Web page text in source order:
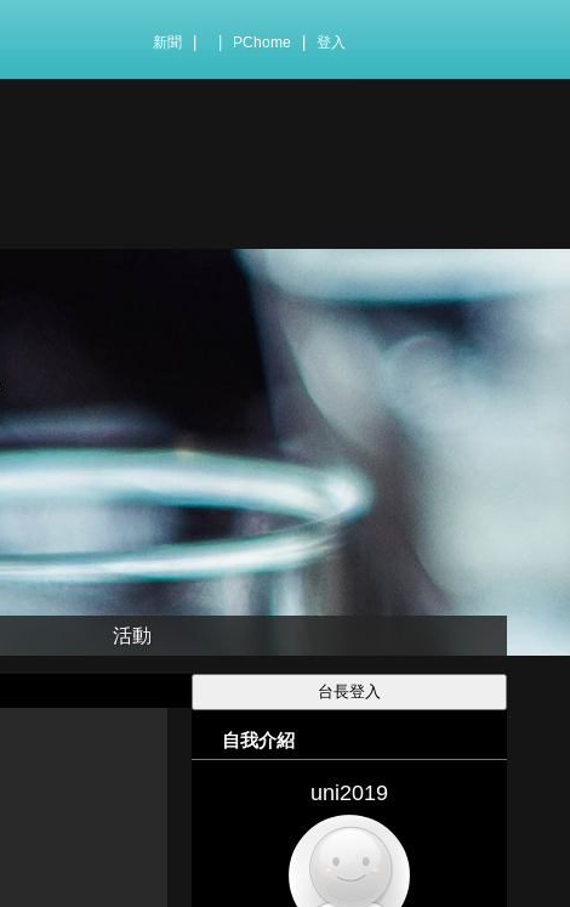
新聞 PChome 登入
活動
自我介紹
uni2019